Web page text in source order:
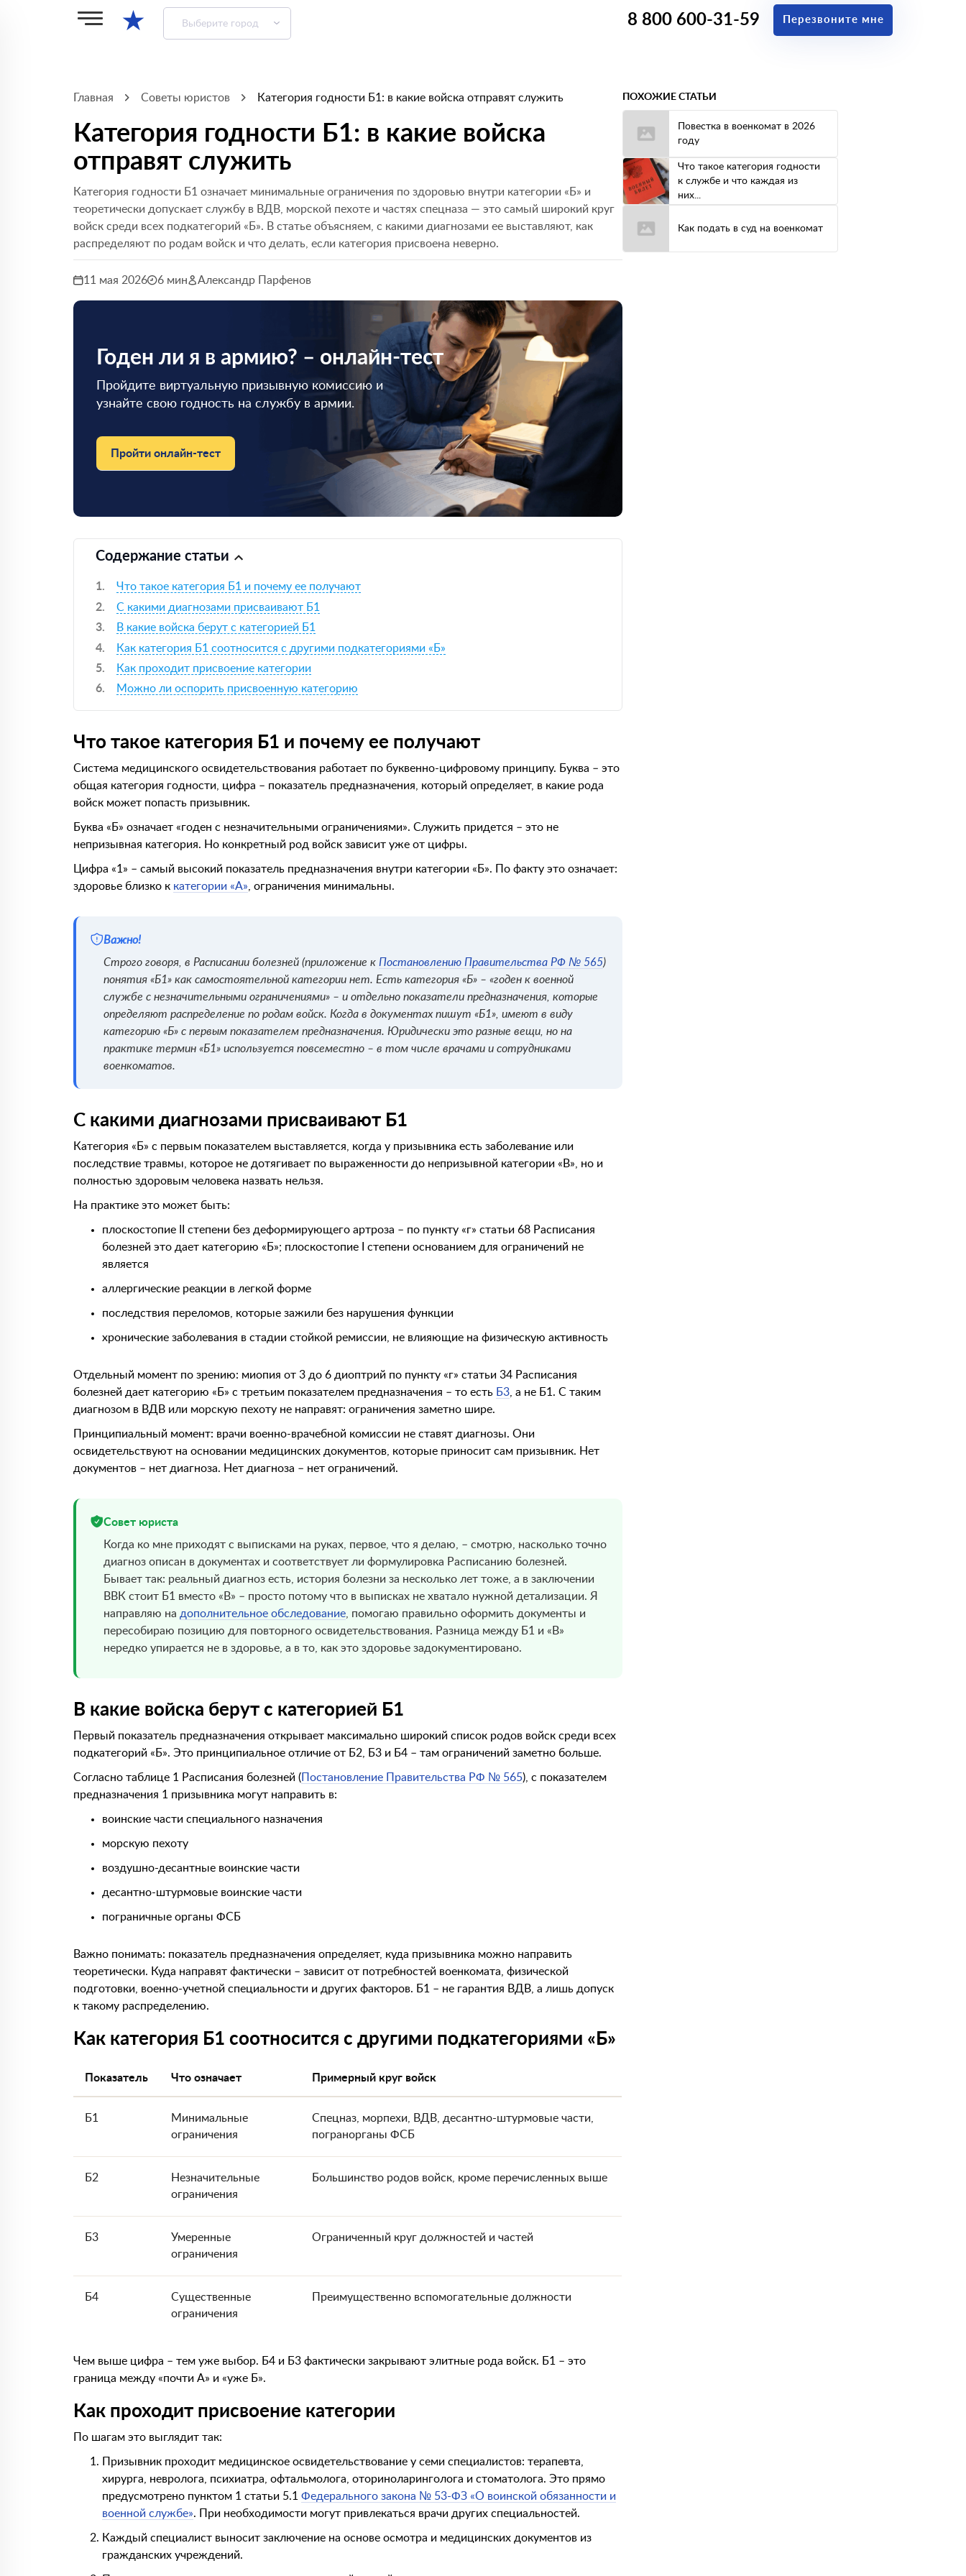
★ Выберите город 8 800 600-31-59 Перезвоните мне
Главная Советы юристов Категория годности Б1: в какие войска отправят служить
Категория годности Б1: в какие войска
отправят служить
Категория годности Б1 означает минимальные ограничения по здоровью внутри категории «Б» и
теоретически допускает службу в ВДВ, морской пехоте и частях спецназа — это самый широкий круг
войск среди всех подкатегорий «Б». В статье объясняем, с какими диагнозами ее выставляют, как
распределяют по родам войск и что делать, если категория присвоена неверно.
11 мая 2026 6 мин Александр Парфенов
Годен ли я в армию? – онлайн-тест
Пройдите виртуальную призывную комиссию и
узнайте свою годность на службу в армии.
Пройти онлайн-тест
Содержание статьи
Что такое категория Б1 и почему ее получают
С какими диагнозами присваивают Б1
В какие войска берут с категорией Б1
Как категория Б1 соотносится с другими подкатегориями «Б»
Как проходит присвоение категории
Можно ли оспорить присвоенную категорию
Что такое категория Б1 и почему ее получают
Система медицинского освидетельствования работает по буквенно-цифровому принципу. Буква – это
общая категория годности, цифра – показатель предназначения, который определяет, в какие рода
войск может попасть призывник.
Буква «Б» означает «годен с незначительными ограничениями». Служить придется – это не
непризывная категория. Но конкретный род войск зависит уже от цифры.
Цифра «1» – самый высокий показатель предназначения внутри категории «Б». По факту это означает:
здоровье близко к категории «А» , ограничения минимальны.
Важно!
Строго говоря, в Расписании болезней (приложение к Постановлению Правительства РФ № 565)
понятия «Б1» как самостоятельной категории нет. Есть категория «Б» – «годен к военной
службе с незначительными ограничениями» – и отдельно показатели предназначения, которые
определяют распределение по родам войск. Когда в документах пишут «Б1», имеют в виду
категорию «Б» с первым показателем предназначения. Юридически это разные вещи, но на
практике термин «Б1» используется повсеместно – в том числе врачами и сотрудниками
военкоматов.
С какими диагнозами присваивают Б1
Категория «Б» с первым показателем выставляется, когда у призывника есть заболевание или
последствие травмы, которое не дотягивает по выраженности до непризывной категории «В», но и
полностью здоровым человека назвать нельзя.
На практике это может быть:
плоскостопие II степени без деформирующего артроза – по пункту «г» статьи 68 Расписания
болезней это дает категорию «Б»; плоскостопие I степени основанием для ограничений не
является
аллергические реакции в легкой форме
последствия переломов, которые зажили без нарушения функции
хронические заболевания в стадии стойкой ремиссии, не влияющие на физическую активность
Отдельный момент по зрению: миопия от 3 до 6 диоптрий по пункту «г» статьи 34 Расписания
болезней дает категорию «Б» с третьим показателем предназначения – то есть Б3 , а не Б1. С таким
диагнозом в ВДВ или морскую пехоту не направят: ограничения заметно шире.
Принципиальный момент: врачи военно-врачебной комиссии не ставят диагнозы. Они
освидетельствуют на основании медицинских документов, которые приносит сам призывник. Нет
документов – нет диагноза. Нет диагноза – нет ограничений.
Совет юриста
Когда ко мне приходят с выписками на руках, первое, что я делаю, – смотрю, насколько точно
диагноз описан в документах и соответствует ли формулировка Расписанию болезней.
Бывает так: реальный диагноз есть, история болезни за несколько лет тоже, а в заключении
ВВК стоит Б1 вместо «В» – просто потому что в выписках не хватало нужной детализации. Я
направляю на дополнительное обследование , помогаю правильно оформить документы и
пересобираю позицию для повторного освидетельствования. Разница между Б1 и «В»
нередко упирается не в здоровье, а в то, как это здоровье задокументировано.
В какие войска берут с категорией Б1
Первый показатель предназначения открывает максимально широкий список родов войск среди всех
подкатегорий «Б». Это принципиальное отличие от Б2, Б3 и Б4 – там ограничений заметно больше.
Согласно таблице 1 Расписания болезней (Постановление Правительства РФ № 565), с показателем
предназначения 1 призывника могут направить в:
воинские части специального назначения
морскую пехоту
воздушно-десантные воинские части
десантно-штурмовые воинские части
пограничные органы ФСБ
Важно понимать: показатель предназначения определяет, куда призывника можно направить
теоретически. Куда направят фактически – зависит от потребностей военкомата, физической
подготовки, военно-учетной специальности и других факторов. Б1 – не гарантия ВДВ, а лишь допуск
к такому распределению.
Как категория Б1 соотносится с другими подкатегориями «Б»
Показатель Что означает Примерный круг войск
Б1
Минимальные
ограничения
Спецназ, морпехи, ВДВ, десантно-штурмовые части,
погранорганы ФСБ
Б2
Незначительные
ограничения
Большинство родов войск, кроме перечисленных выше
Б3
Умеренные
ограничения
Ограниченный круг должностей и частей
Б4
Существенные
ограничения
Преимущественно вспомогательные должности
Чем выше цифра – тем уже выбор. Б4 и Б3 фактически закрывают элитные рода войск. Б1 – это
граница между «почти А» и «уже Б».
Как проходит присвоение категории
По шагам это выглядит так:
Призывник проходит медицинское освидетельствование у семи специалистов: терапевта,
хирурга, невролога, психиатра, офтальмолога, оториноларинголога и стоматолога. Это прямо
предусмотрено пунктом 1 статьи 5.1 Федерального закона № 53-ФЗ «О воинской обязанности и
военной службе». При необходимости могут привлекаться врачи других специальностей.
Каждый специалист выносит заключение на основе осмотра и медицинских документов из
гражданских учреждений.
ПОХОЖИЕ СТАТЬИ
Повестка в военкомат в 2026
году
Что такое категория годности
к службе и что каждая из
них...
Как подать в суд на военкомат